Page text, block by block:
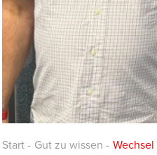
Start - Gut zu wissen -